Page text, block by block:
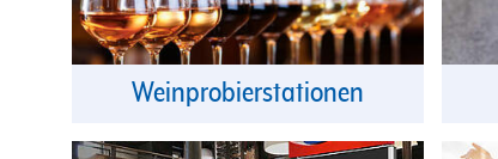
Weinprobierstationen